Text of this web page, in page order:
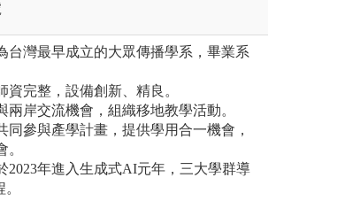
台灣最早成立的大眾傳播學系，畢業系
完整，設備創新、精良。
岸交流機會，組織移地教學活動。
同參與產學計畫，提供學用合一機會，
2023年進入生成式AI元年，三大學群導